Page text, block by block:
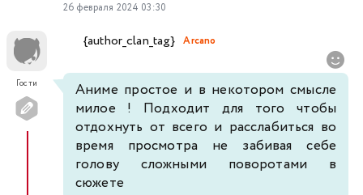
26 февраля 2024 03:30
Гости
{author_clan_tag} Arcano
Аниме простое и в некотором смысле
милое ! Подходит для того чтобы
отдохнуть от всего и расслабиться во
время просмотра не забивая себе
голову сложными поворотами в
сюжете